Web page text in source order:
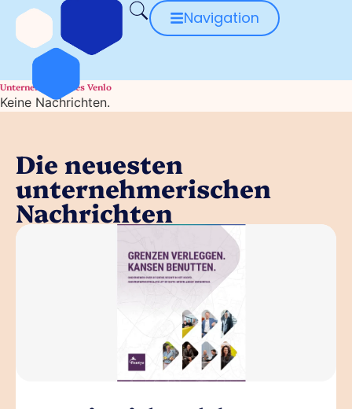
Navigation
Unternehmerisches Venlo
Keine Nachrichten.
Die neuesten
unternehmerischen
Nachrichten